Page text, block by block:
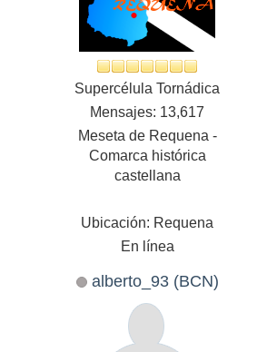
Supercélula Tornádica
Mensajes: 13,617
Meseta de Requena -
Comarca histórica
castellana
Ubicación: Requena
En línea
alberto_93 (BCN)